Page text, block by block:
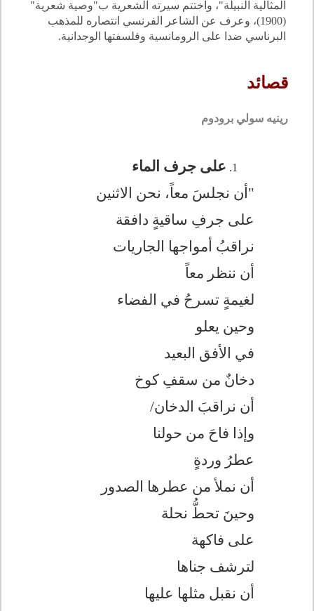
المثالية النبيلة"، واختتم سيرته الشعرية ب"وصية شعرية"
(1900)، وعرف عن الشاعر الفرنسي انتصاره للمذهب
البرناسي ضدا على الرومانسية وفلسفتها الوجدانية.
قصائد
رينيه سولي برودوم
على جرف الماء
"أن نجلسَ معاً، نحن الاثنين
على جرفِ ساقيةٍ دافقة
نراقبُ أمواجها الجاريات
أن ننظر معاً
لغيمةٍ تسرحُ في الفضاء
وحين يعلو
في الأفق البعيد
دخانٌ من سقفِ كوخ
أن نراقبَ الدخان/
وإذا فاحَ من حولنا
عطرُ وردةٍ
أن نملأ من عطرها الصدور
وحينَ تحطُّ نحلة
على فاكهة
لترشف جناها
أن نقبل مثلها عليها